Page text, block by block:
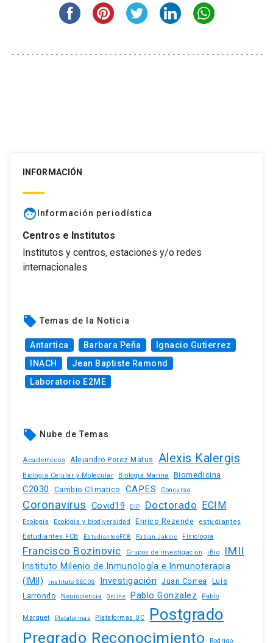
INFORMACIÓN
faceInformación periodística
Centros e Institutos
Institutos y centros, estaciones y/o redes
internacionales
local_offer Temas de la Noticia
Antartica Barbara Peña
Ignacio Gutierrez
INACH
Jean Baptiste Ramond
Laboratorio E2ME
local_offer Nube de Temas
Academicos Alejandro Perez Matus Alexis Kalergis
Biologia Celular y Molecular Biologia Marina Biomedicina
C2030 Cambio Climatico CAPES Concurso
Coronavirus Covid19 DIP Doctorado ECIM
Ecologia Ecologia y biodiversidad Enrico Rezende estudiantes
Estudiantes FCB EstudiantesFCB Fabian Jaksic Fisiologia
Francisco Bozinovic Grupos de investigacion iBio IMII
Instituto Milenio de Inmunología e Inmunoterapia
(IMII)
Instituto SECOS Investigación Juan Correa
Luis
Larrondo
Neurociencia Online Pablo Gonzalez Pablo
Marquet Plataformas Plataformas UC Postgrado
Pregrado Reconocimiento Rodrigo